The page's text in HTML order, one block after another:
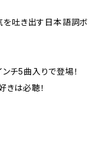
を吐き出す日本語詞ボ
チ5曲入りで登場！
は必聴！